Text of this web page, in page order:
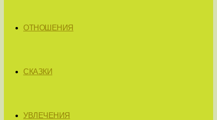
ОТНОШЕНИЯ
СКАЗКИ
УВЛЕЧЕНИЯ